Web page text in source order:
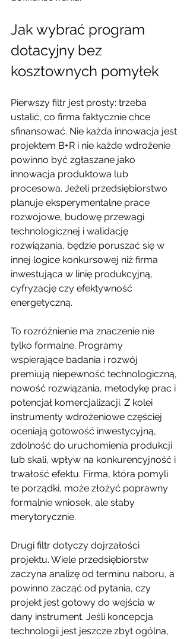
Jak wybrać program
dotacyjny bez
kosztownych pomyłek
Pierwszy filtr jest prosty: trzeba
ustalić, co firma faktycznie chce
sfinansować. Nie każda innowacja jest
projektem B+R i nie każde wdrożenie
powinno być zgłaszane jako
innowacja produktowa lub
procesowa. Jeżeli przedsiębiorstwo
planuje eksperymentalne prace
rozwojowe, budowę przewagi
technologicznej i walidację
rozwiązania, będzie poruszać się w
innej logice konkursowej niż firma
inwestująca w linię produkcyjną,
cyfryzację czy efektywność
energetyczną.
To rozróżnienie ma znaczenie nie
tylko formalne. Programy
wspierające badania i rozwój
premiują niepewność technologiczną,
nowość rozwiązania, metodykę prac i
potencjał komercjalizacji. Z kolei
instrumenty wdrożeniowe częściej
oceniają gotowość inwestycyjną,
zdolność do uruchomienia produkcji
lub skali, wpływ na konkurencyjność i
trwałość efektu. Firma, która pomyli
te porządki, może złożyć poprawny
formalnie wniosek, ale słaby
merytorycznie.
Drugi filtr dotyczy dojrzałości
projektu. Wiele przedsiębiorstw
zaczyna analizę od terminu naboru, a
powinno zacząć od pytania, czy
projekt jest gotowy do wejścia w
dany instrument. Jeśli koncepcja
technologii jest jeszcze zbyt ogólna,